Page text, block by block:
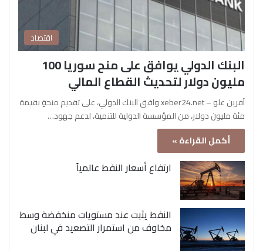
اقتصاد
البنك الدولي يوافق على منح سوريا 100
مليون دولار لتحديث القطاع المالي
آفرين علو – xeber24.net وافق البنك الدولي، على تقديم منحةٍ بقيمة
مئة مليون دولار، من المؤسسة الدولية للتنمية، لدعم جهود…
أكمل القراءة »
ارتفاع أسعار النفط عالمياً
النفط يثبت عند مستويات منخفضة وسط
مخاوف من استمرار التصعيد في لبنان